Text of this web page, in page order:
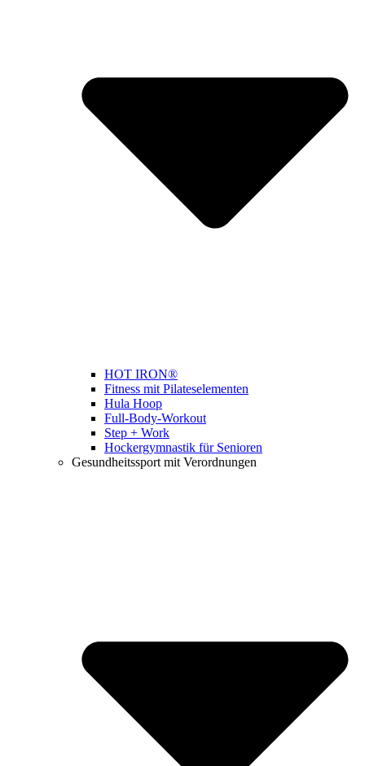
HOT IRON®
Fitness mit Pilateselementen
Hula Hoop
Full-Body-Workout
Step + Work
Hockergymnastik für Senioren
Gesundheitssport mit Verordnungen